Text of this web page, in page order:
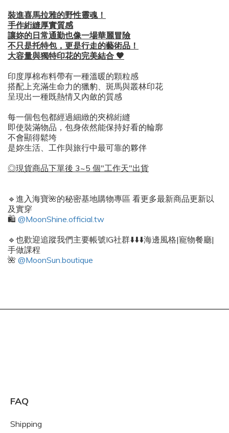
裝進喜馬拉雅的野性靈魂！
手作絎縫厚實質感
讓妳的日常通勤也像一場華麗冒險
​不只是托特包，更是行走的藝術品！
大容量與獨特印花的完美結合 🧡
印度厚棉布料帶有一種溫暖的顆粒感
搭配上充滿生命力的獵豹、斑馬與叢林印花
呈現出一種既熱情又內斂的質感
每一個包包都經過細緻的夾棉絎縫
即使裝滿物品，包身依然能保持好看的輪廓
不會顯得鬆垮
是妳生活、工作與旅行中最可靠的夥伴
◎現貨商品下單後 3~5 個"工作天"出貨
🔹進入海寶🌺的秘密基地購物專區 看更多最新商品更新以
及實穿
🛍️ @MoonShine.official.tw
🔹也歡迎追蹤我們主要帳號IG社群⬇️⬇️⬇️海邊風格|寵物餐廳|
手做課程
🌺 @MoonSun.boutique
FAQ
Shipping